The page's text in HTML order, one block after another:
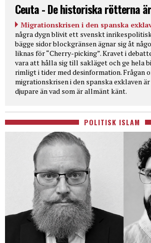
Ceuta - De historiska rötterna
Migrationskrisen i den spanska
några dygn blivit ett svenskt
bägge sidor blockgränsen ägnar sig åt
liknas för “Cherry-picking”. Kravet i
vara att hålla sig till sakläget och ge hela
rimligt i tider med desinformation. Frågan
migrationskrisen i den spanska exklaven
djupare än vad som är allmänt känt.
POLITISK ISLAM